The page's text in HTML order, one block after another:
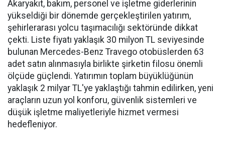
Akaryakıt, bakım, personel ve işletme giderlerinin
yükseldiği bir dönemde gerçekleştirilen yatırım,
şehirlerarası yolcu taşımacılığı sektöründe dikkat
çekti. Liste fiyatı yaklaşık 30 milyon TL seviyesinde
bulunan Mercedes-Benz Travego otobüslerden 63
adet satın alınmasıyla birlikte şirketin filosu önemli
ölçüde güçlendi. Yatırımın toplam büyüklüğünün
yaklaşık 2 milyar TL'ye yaklaştığı tahmin edilirken, yeni
araçların uzun yol konforu, güvenlik sistemleri ve
düşük işletme maliyetleriyle hizmet vermesi
hedefleniyor.